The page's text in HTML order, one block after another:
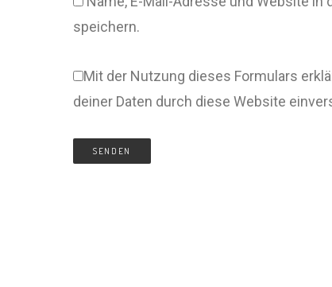
speichern.
Mit der Nutzung dieses Formulars
deiner Daten durch diese Website